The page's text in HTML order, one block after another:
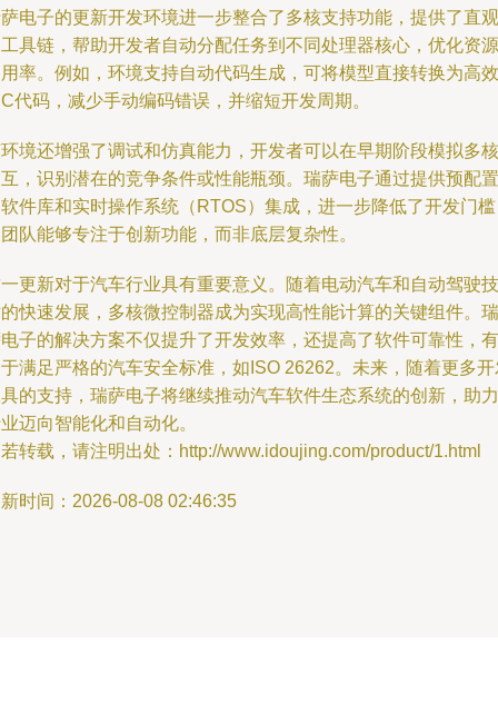
电子的更新开发环境进一步整合了多核支持功能，提供了直观
具链，帮助开发者自动分配任务到不同处理器核心，优化资源
率。例如，环境支持自动代码生成，可将模型直接转换为高效
代码，减少手动编码错误，并缩短开发周期。
境还增强了调试和仿真能力，开发者可以在早期阶段模拟多核
，识别潜在的竞争条件或性能瓶颈。瑞萨电子通过提供预配置
件库和实时操作系统（RTOS）集成，进一步降低了开发门
队能够专注于创新功能，而非底层复杂性。
更新对于汽车行业具有重要意义。随着电动汽车和自动驾驶技
快速发展，多核微控制器成为实现高性能计算的关键组件。瑞
子的解决方案不仅提升了开发效率，还提高了软件可靠性，有
满足严格的汽车安全标准，如ISO 26262。未来，随着更多开
的支持，瑞萨电子将继续推动汽车软件生态系统的创新，助力
迈向智能化和自动化。
转载，请注明出处：http://www.idoujing.com/product/1.html
时间：2026-08-08 02:46:35